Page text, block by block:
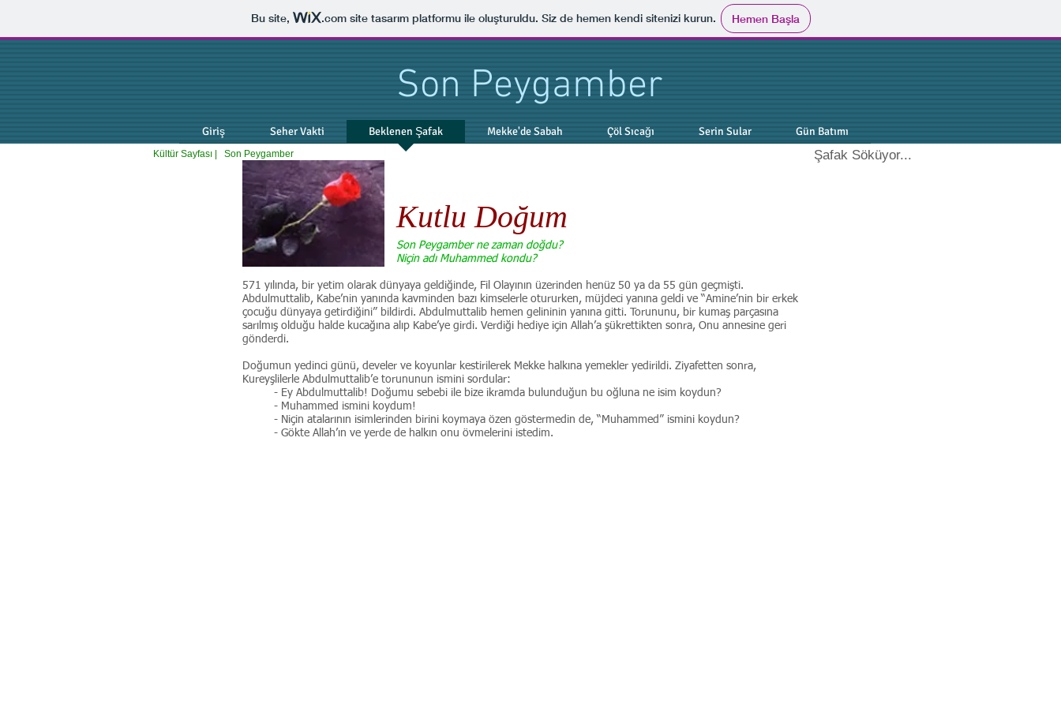
Bu site, .comsite tasarım platformu ile oluşturuldu. Siz de hemen kendi sitenizi kurun. Hemen Başla
571 yılında, bir yetim olarak dünyaya geldiğinde, Fil Olayının üzerinden henüz 50 ya da 55 gün geçmişti.
Abdulmuttalib, Kabe’nin yanında kavminden bazı kimselerle otururken, müjdeci yanına geldi ve “Amine’nin bir erkek
çocuğu dünyaya getirdiğini” bildirdi. Abdulmuttalib hemen gelininin yanına gitti. Torununu, bir kumaş parçasına
sarılmış olduğu halde kucağına alıp Kabe’ye girdi. Verdiği hediye için Allah’a şükrettikten sonra, Onu annesine geri
gönderdi.
Doğumun yedinci günü, develer ve koyunlar kestirilerek Mekke halkına yemekler yedirildi. Ziyafetten sonra,
Kureyşlilerle Abdulmuttalib’e torununun ismini sordular:
- Ey Abdulmuttalib! Doğumu sebebi ile bize ikramda bulunduğun bu oğluna ne isim koydun?
- Muhammed ismini koydum!
- Niçin atalarının isimlerinden birini koymaya özen göstermedin de, “Muhammed” ismini koydun?
- Gökte Allah’ın ve yerde de halkın onu övmelerini istedim.
Şafak Söküyor...
Kutlu Doğum
Son Peygamber ne zaman doğdu?
Niçin adı Muhammed kondu?
Giriş Seher Vakti Beklenen Şafak Mekke'de Sabah Çöl Sıcağı Serin Sular Gün Batımı
Son Peygamber
Son Peygamber
Kültür Sayfası |